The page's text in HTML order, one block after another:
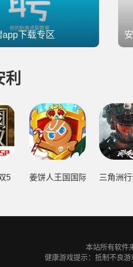
app下载专区
5 姜饼人王国国际服 三角洲行
本站所有软件
健康游戏提示：抵制不良